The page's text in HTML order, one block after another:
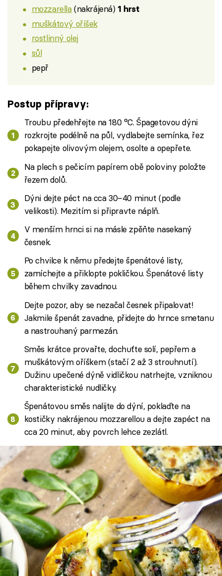
mozzarella(nakrájená) 1 hrst
muškátový oříšek
rostlinný olej
sůl
pepř
Postup přípravy:
Troubu předehřejte na 180 °C. Špagetovou dýni
rozkrojte podélně na půl, vydlabejte semínka, řez
pokapejte olivovým olejem, osolte a opepřete.
Na plech s pečicím papírem obě poloviny položte
řezem dolů.
Dýni dejte péct na cca 30–40 minut (podle
velikosti). Mezitím si připravte náplň.
V menším hrnci si na másle zpěňte nasekaný
česnek.
Po chvilce k němu předejte špenátové listy,
zamíchejte a přiklopte pokličkou. Špenátové listy
během chvilky zavadnou.
Dejte pozor, aby se nezačal česnek připalovat!
Jakmile špenát zavadne, přidejte do hrnce smetanu
a nastrouhaný parmezán.
Směs krátce provařte, dochuťte solí, pepřem a
muškátovým oříškem (stačí 2 až 3 strouhnutí).
Dužinu upečené dýně vidličkou natrhejte, vzniknou
charakteristické nudličky.
Špenátovou směs nalijte do dýní, poklaďte na
kostičky nakrájenou mozzarellou a dejte zapéct na
cca 20 minut, aby povrch lehce zezlátl.